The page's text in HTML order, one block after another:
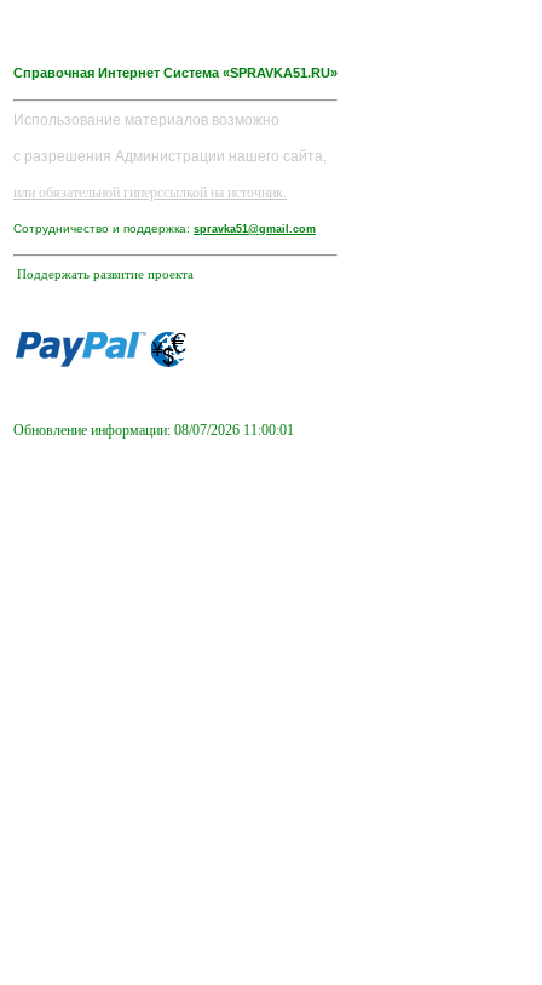
Справочная Интернет Система «SPRAVKA51.RU»
Использование материалов возможно
с разрешения Администрации нашего сайта,
или обязательной гиперссылкой на источник.
Сотрудничество и поддержка: spravka51@gmail.com
Поддержать развитие проекта
Обновление информации: 08/07/2026 11:00:01